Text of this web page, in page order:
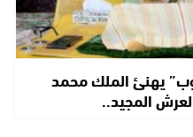
يهنئ الملك محمد
المجيد..